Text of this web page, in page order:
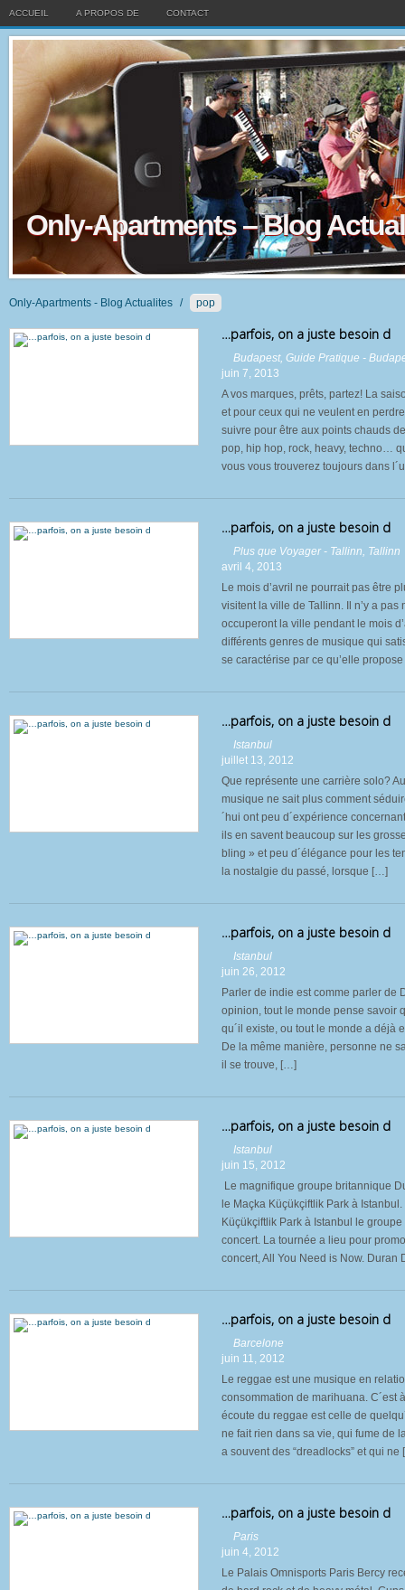
ACCUEIL A PROPOS DE CONTACT
Only-Apartments – Blog
Only-Apartments - Blog Actualites / pop
…parfois, on a juste besoin d
Budapest, Guide Pratique -
juin 7, 2013
A vos marques, prêts, partez! La
et pour ceux qui ne veulent en
suivre pour être aux points chauds
pop, hip hop, rock, heavy, techno…
vous vous trouverez toujours dans
…parfois, on a juste besoin d
Plus que Voyager - Tallinn, Tallinn
avril 4, 2013
Le mois d’avril ne pourrait pas être
visitent la ville de Tallinn. Il n’y a
occuperont la ville pendant le mois
différents genres de musique qui
se caractérise par ce qu’elle
…parfois, on a juste besoin d
Istanbul
juillet 13, 2012
Que représente une carrière solo?
musique ne sait plus comment
´hui ont peu d´expérience
ils en savent beaucoup sur les
bling » et peu d´élégance pour les
la nostalgie du passé, lorsque […]
…parfois, on a juste besoin d
Istanbul
juin 26, 2012
Parler de indie est comme parler de
opinion, tout le monde pense savoir
qu´il existe, ou tout le monde a déjà
De la même manière, personne ne
il se trouve, […]
…parfois, on a juste besoin d
Istanbul
juin 15, 2012
Le magnifique groupe britannique
le Maçka Küçükçiftlik Park à
Küçükçiftlik Park à Istanbul le
concert. La tournée a lieu pour
concert, All You Need is Now. Duran
…parfois, on a juste besoin d
Barcelone
juin 11, 2012
Le reggae est une musique en
consommation de marihuana. C´est
écoute du reggae est celle de
ne fait rien dans sa vie, qui fume de
a souvent des “dreadlocks” et qui
…parfois, on a juste besoin d
Paris
juin 4, 2012
Le Palais Omnisports Paris Bercy